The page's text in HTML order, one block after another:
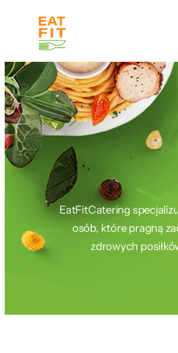
EatFitCatering
osób, które pragną
zdrowych